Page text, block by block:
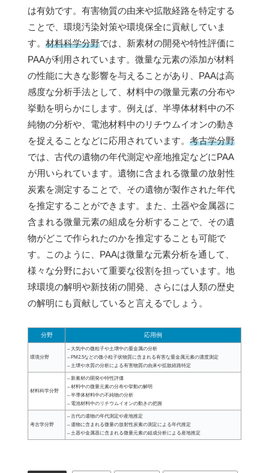
は有効です。有害物質の由来や拡散経路を特定する
ことで、環境汚染対策や環境保全に貢献していま
す。 材料科学分野では、新素材の開発や特性評価に
PAAが利用されています。微量な元素の添加が材料
の性能に大きな影響を与えることがあり、PAAは高
感度な分析手法として、材料中の微量元素の分布や
挙動を明らかにします。例えば、半導体材料中の不
純物の分析や、電池材料中のリチウムイオンの動き
を捉えることなどに応用されています。 考古学分野
では、古代の遺物の年代測定や産地推定などにPAA
が用いられています。遺物に含まれる微量の放射性
炭素を測定することで、その遺物が製作された年代
を推定することができます。また、土器や金属器に
含まれる微量元素の組成を分析することで、その遺
物がどこで作られたのかを推定することも可能で
す。このように、PAAは微量な元素分析を通して、
様々な分野において重要な役割を担っています。地
球環境の解明や新技術の開発、さらには人類の歴史
の解明にも貢献していると言えるでしょう。
分野 応用例
環境分野
– 大気中の微粒子や土壌中の重金属の分析
– PM2.5などの微小粒子状物質に含まれる有害な重金属元素の濃度測定
– 土壌や水質の分析による有害物質の由来や拡散経路特定
材料科学分野
– 新素材の開発や特性評価
– 材料中の微量元素の分布や挙動の解明
– 半導体材料中の不純物の分析
– 電池材料中のリチウムイオンの動きの把握
考古学分野
– 古代の遺物の年代測定や産地推定
– 遺物に含まれる微量の放射性炭素の測定による年代推定
– 土器や金属器に含まれる微量元素の組成分析による産地推定